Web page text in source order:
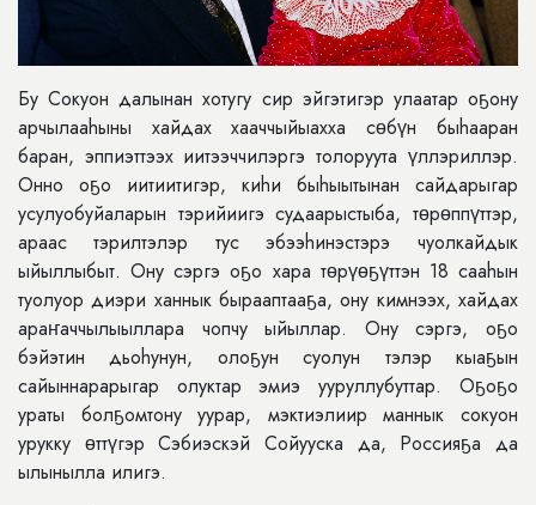
Бу Сокуон далынан хотугу сир эйгэтигэр улаатар оҕону
арчылааhыны хайдах хааччыйыахха сɵбүн быhааран
баран, эппиэттээх иитээччилэргэ толоруута үллэриллэр.
Онно оҕо иитиитигэр, киhи быhыытынан сайдарыгар
усулуобуйаларын тэрийиигэ судаарыстыба, тɵрɵппүттэр,
араас тэрилтэлэр тус эбээhинэстэрэ чуолкайдык
ыйыллыбыт. Ону сэргэ оҕо хара тɵрүɵҕүттэн 18 сааhын
туолуор диэри ханнык бырааптааҕа, ону кимнээх, хайдах
араҥаччылыыллара чопчу ыйыллар. Ону сэргэ, оҕо
бэйэтин дьоhунун, олоҕун суолун тэлэр кыаҕын
сайыннарарыгар олуктар эмиэ ууруллубуттар. Оҕоҕо
ураты болҕомтону уурар, мэктиэлиир маннык сокуон
урукку ɵттүгэр Сэбиэскэй Сойууска да, Россияҕа да
ылынылла илигэ.